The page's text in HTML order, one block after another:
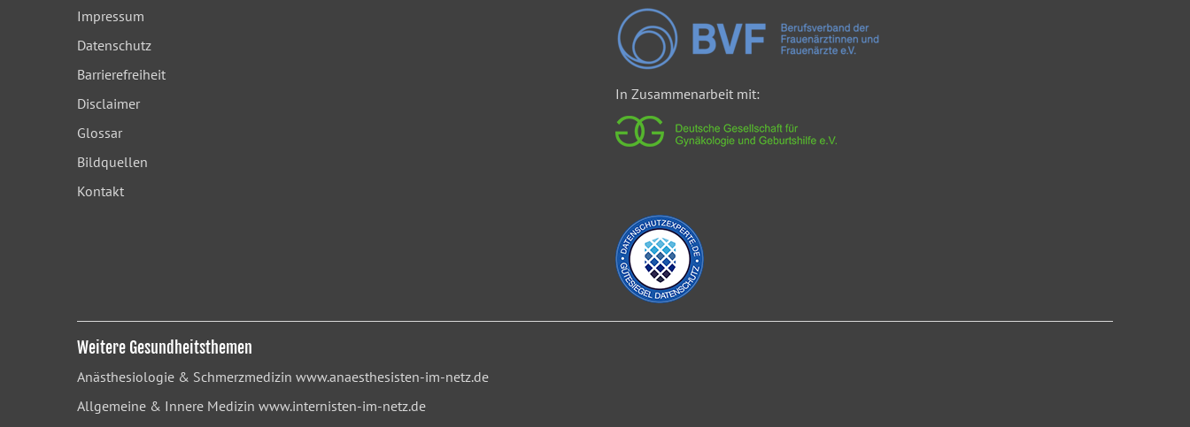
Impressum
Datenschutz
Barrierefreiheit
Disclaimer
Glossar
Bildquellen
Kontakt
In Zusammenarbeit mit:
Weitere Gesundheitsthemen
Anästhesiologie & Schmerzmedizin www.anaesthesisten-im-netz.de
Allgemeine & Innere Medizin www.internisten-im-netz.de